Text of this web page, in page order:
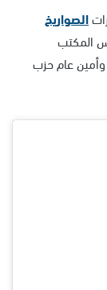
الصواريخ
المكتب
عام حزب